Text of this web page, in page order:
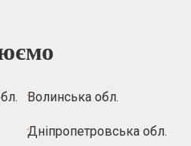
Волинська обл.
Дніпропетровська обл.